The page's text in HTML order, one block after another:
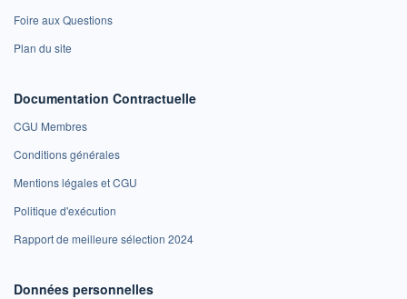
Foire aux Questions
Plan du site
Documentation Contractuelle
CGU Membres
Conditions générales
Mentions légales et CGU
Politique d'exécution
Rapport de meilleure sélection 2024
Données personnelles